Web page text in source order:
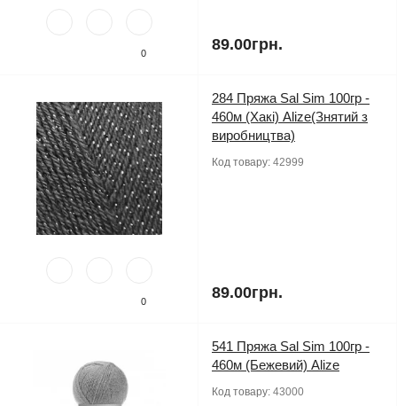
0 89.00грн.
0
284 Пряжа Sal Sim 100гр -
460м (Хакі) Alize(Знятий з
виробництва)
Код товару: 42999
89.00грн.
541 Пряжа Sal Sim 100гр -
460м (Бежевий) Alize
Код товару: 43000